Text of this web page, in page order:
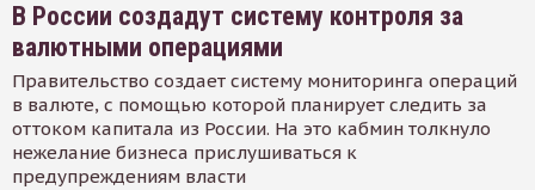
В России создадут систему контроля за
валютными операциями
Правительство создает систему мониторинга операций
в валюте, с помощью которой планирует следить за
оттоком капитала из России. На это кабмин толкнуло
нежелание бизнеса прислушиваться к
предупреждениям власти